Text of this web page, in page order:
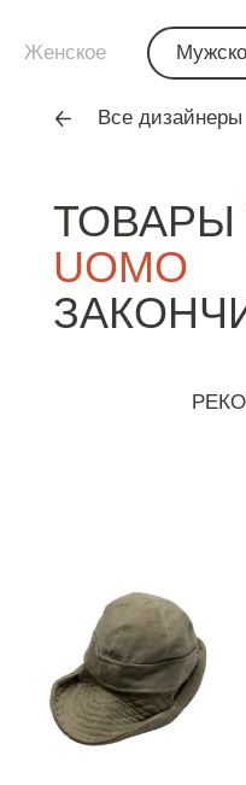
ТОВАРЫ
UOMO
Женское
Все дизайнеры